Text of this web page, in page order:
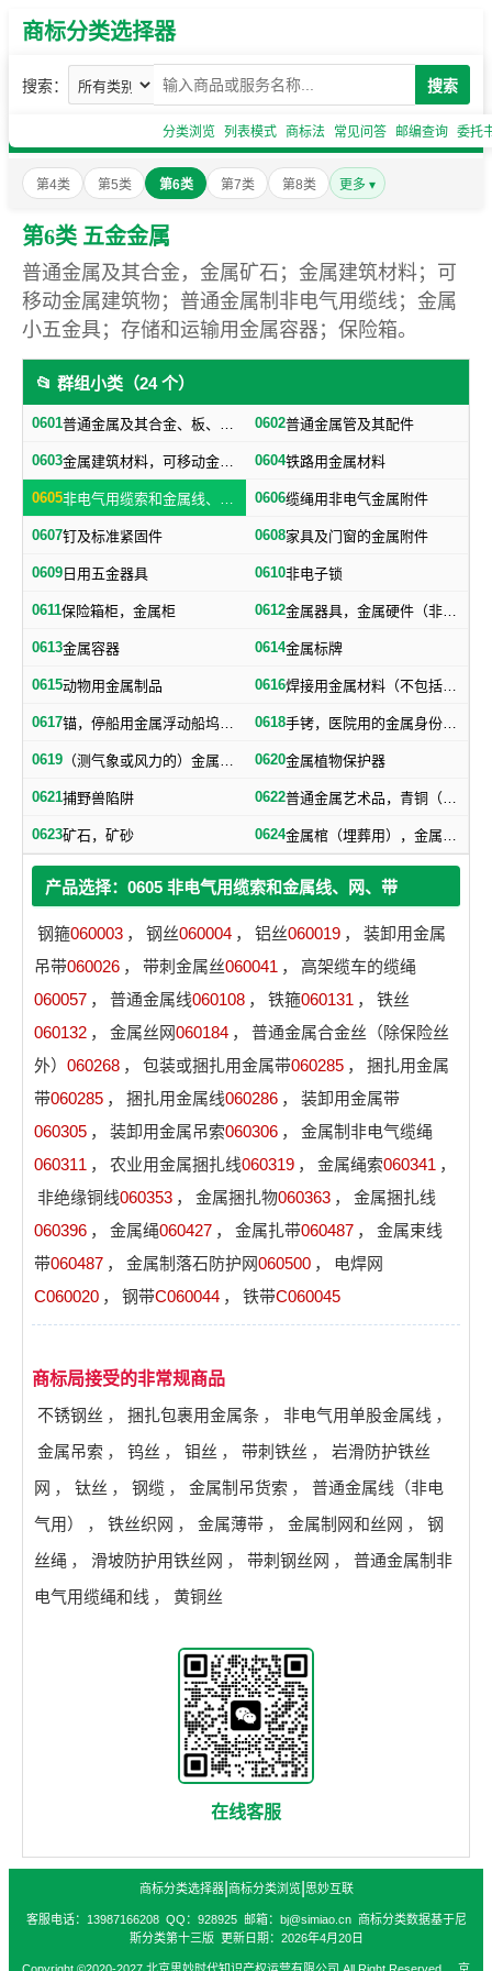
商标分类选择器
搜索： 搜索
分类浏览 列表模式 商标法 常见问答 邮编查询 委托
第4类 第5类 第6类 第7类 第8类 更多 ▾
第6类 五金金属
普通金属及其合金，金属矿石；金属建筑材料；可
移动金属建筑物；普通金属制非电气用缆线；金属
小五金具；存储和运输用金属容器；保险箱。
📂 群组小类（24 个）
0601 普通金属及其合金、板、各种型材（不包括焊接及铁路用金属材料） 0602普通金属管及其配件
0603 金属建筑材料，可移动金属建筑物（不包括建筑小五金） 0604铁路用金属材料
0605 非电气用缆索和金属线、网、带 0606缆绳用非电气金属附件
0607钉及标准紧固件 0608家具及门窗的金属附件
0609 日用五金器具 0610非电子锁
0611保险箱柜，金属柜 0612 金属器具，金属硬件（非机器零件）
0613金属容器 0614金属标牌
0615动物用金属制品 0616 焊接用金属材料（不包括塑料焊丝）
0617 锚，停船用金属浮动船坞，金属下锚桩 0618 手铐，医院用的金属身份证明手镯
0619 （测气象或风力的）金属浆叶，金属风标 0620金属植物保护器
0621捕野兽陷阱 0622 普通金属艺术品，青铜（艺术品）
0623矿石，矿砂 0624 金属棺（埋葬用），金属棺材扣件，棺材用金属器材
产品选择：0605 非电气用缆索和金属线、网、带
钢箍060003 ， 钢丝060004 ， 铝丝060019 ，
装卸用金属
吊带060026 ， 带刺金属丝060041 ，
高架缆车的缆绳
060057 ， 普通金属线060108 ， 铁箍060131 ，
铁丝
060132 ， 金属丝网060184 ，
普通金属合金丝（除保险丝
外） 060268 ， 包装或捆扎用金属带060285 ，
捆扎用金属
带060285 ， 捆扎用金属线060286 ，
装卸用金属带
060305 ， 装卸用金属吊索060306 ，
金属制非电气缆绳
060311 ， 农业用金属捆扎线060319 ， 金属绳索060341 ，
非绝缘铜线060353 ， 金属捆扎物060363 ，
金属捆扎线
060396 ， 金属绳060427 ， 金属扎带060487 ，
金属束线
带060487 ， 金属制落石防护网060500 ，
电焊网
C060020 ， 钢带C060044 ， 铁带C060045
商标局接受的非常规商品
不锈钢丝 ， 捆扎包裹用金属条 ， 非电气用单股金属线 ，
金属吊索 ， 钨丝 ， 钼丝 ， 带刺铁丝 ，
岩滑防护铁丝
网 ， 钛丝 ， 钢缆 ， 金属制吊货索 ，
普通金属线（非电
气用）
， 铁丝织网 ， 金属薄带 ， 金属制网和丝网 ，
钢
丝绳 ， 滑坡防护用铁丝网 ， 带刺钢丝网 ，
普通金属制非
电气用缆绳和线 ， 黄铜丝
在线客服
商标分类选择器| 商标分类浏览| 思妙互联
客服电话：13987166208 QQ：928925 邮箱：bj@simiao.cn 商标分类数据基于尼
斯分类第十三版 更新日期：2026年4月20日